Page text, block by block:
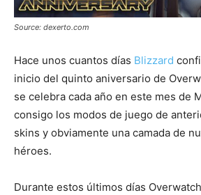
Source: dexerto.com
Hace unos cuantos días Blizzard
inicio del quinto aniversario de
se celebra cada año en este mes de
consigo los modos de juego de
skins y obviamente una camada de
héroes.
Durante estos últimos días